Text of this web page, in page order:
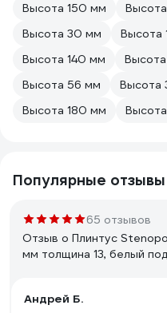
Высота 150 мм
Высота 30 мм
Высота
Высота 140 мм
Высота 56 мм
Высота
Высота 180 мм
Популярные отзывы
65 отзывов
Отзыв о Плинтус
мм толщина 13, белый
Андрей Б.